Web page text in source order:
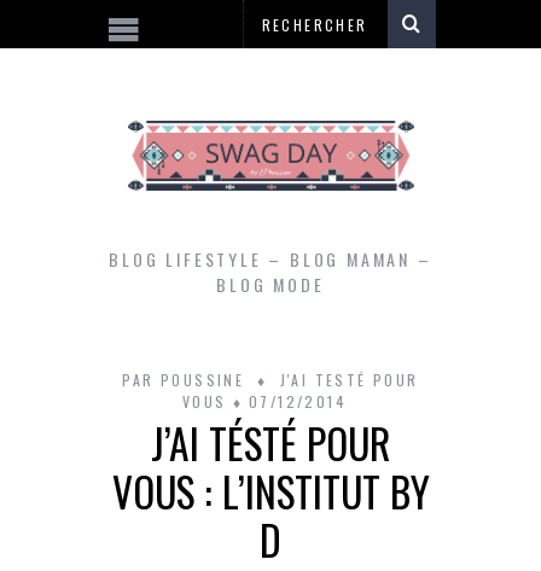
BLOG LIFESTYLE – BLOG MAMAN –
BLOG MODE
PAR POUSSINE
J'AI TESTÉ POUR
VOUS
07/12/2014
J’AI TÉSTÉ POUR
VOUS : L’INSTITUT BY
D